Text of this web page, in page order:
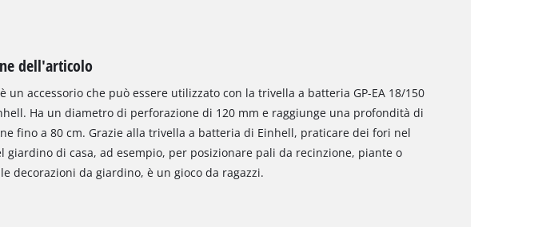
dell'articolo
un accessorio che può essere utilizzato con la trivella a batteria GP-EA 18/150
Ha un diametro di perforazione di 120 mm e raggiunge una profondità di
fino a 80 cm. Grazie alla trivella a batteria di Einhell, praticare dei fori nel
giardino di casa, ad esempio, per posizionare pali da recinzione, piante o
decorazioni da giardino, è un gioco da ragazzi.